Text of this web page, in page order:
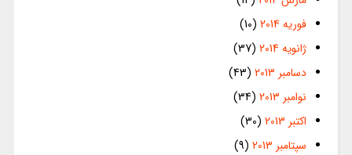
فوریه 2014
(10)
ژانویه 2014
(37)
دسامبر 2013
(43)
نوامبر 2013
(34)
اکتبر 2013
(30)
سپتامبر 2013
(9)